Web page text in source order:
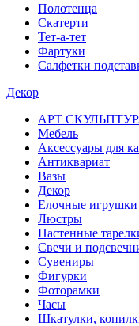
Полотенца
Скатерти
Тет-а-тет
Фартуки
Салфетки
Декор
АРТ
Мебель
Аксессуары для
Антиквариат
Вазы
Декор
Елочные игрушки
Люстры
Настенные
Свечи и
Сувениры
Фигурки
Фоторамки
Часы
Шкатулки,